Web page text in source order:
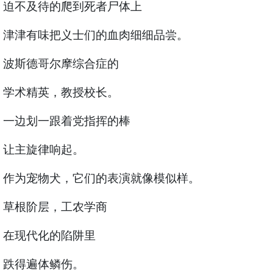
迫不及待的爬到死者尸体上
津津有味把义士们的血肉细细品尝。
波斯德哥尔摩综合症的
学术精英，教授校长。
一边划一跟着党指挥的棒
让主旋律响起。
作为宠物犬，它们的表演就像模似样。
草根阶层，工农学商
在现代化的陷阱里
跌得遍体鳞伤。